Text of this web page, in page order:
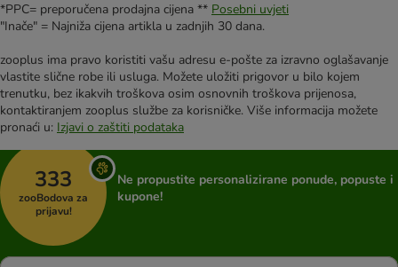
*PPC= preporučena prodajna cijena ** Posebni uvjeti
"Inače" = Najniža cijena artikla u zadnjih 30 dana.
zooplus ima pravo koristiti vašu adresu e-pošte za izravno oglašavanje
vlastite slične robe ili usluga. Možete uložiti prigovor u bilo kojem
trenutku, bez ikakvih troškova osim osnovnih troškova prijenosa,
kontaktiranjem zooplus službe za korisničke. Više informacija možete
pronaći u: Izjavi o zaštiti podataka
333
zooBodova za
prijavu!
Ne propustite personalizirane ponude, popuste i
kupone!